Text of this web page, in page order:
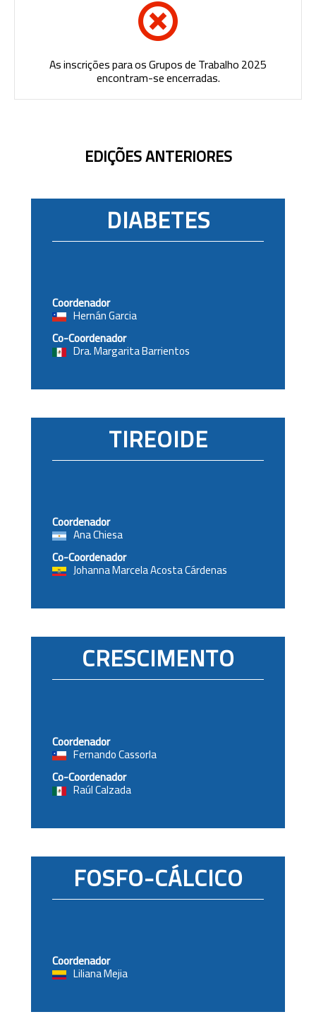
As inscrições para os Grupos de Trabalho 2025
encontram-se encerradas.
EDIÇÕES ANTERIORES
DIABETES
Coordenador
Hernán Garcia
Co-Coordenador
Dra. Margarita Barrientos
TIREOIDE
Coordenador
Ana Chiesa
Co-Coordenador
Johanna Marcela Acosta Cárdenas
CRESCIMENTO
Coordenador
Fernando Cassorla
Co-Coordenador
Raúl Calzada
FOSFO-CÁLCICO
Coordenador
Liliana Mejia